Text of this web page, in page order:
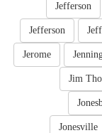
Jefferson
Jefferson
Jerome
Jim
Jonesville